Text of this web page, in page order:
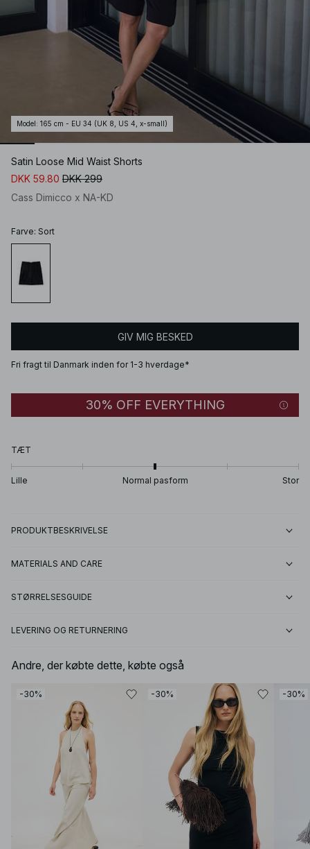
Model : 165 cm - EU 34 (UK 8, US 4, x-small)
Satin Loose Mid Waist Shorts
DKK 59.80 DKK 299
Cass Dimicco x NA-KD
Farve: Sort
GIV MIG BESKED
Fri fragt til Danmark inden for 1-3 hverdage*
30% OFF EVERYTHING
TÆT
Lille Normal pasform Stor
PRODUKTBESKRIVELSE
MATERIALS AND CARE
STØRRELSESGUIDE
LEVERING OG RETURNERING
Andre, der købte dette, købte også
-30% -30% -30%